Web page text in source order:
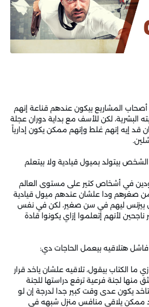
المشاريع بيكون عندهم قناعة إنهم
البشرية، لكن للأسف مع بداية دوران عجلة
قد إيه إنهم غلط وإنهم ممكن يكون إدارياً
بيتولد بميول قيادية ولا بيتعلم
في أشخاص كتير على مستوى العالم
صغرهم ودا علشان عندهم ميول قيادية
بيزنس ليهم في سن صغير، لكن في نفس
لأنهم إتعلموا إزاي يكونوا قادة
فاشل هتلاقيه بيعمل الحاجات دي:
ما الكتاب بيقول، تلاقيه علشان ياخد قرار
منها لجنة فرعية ترفع دراستها للجنة
يتاخد يكون عدى وقت كبير جدا لدرجة إن لو
ممكن يلاقي منافس منزل شبهه في